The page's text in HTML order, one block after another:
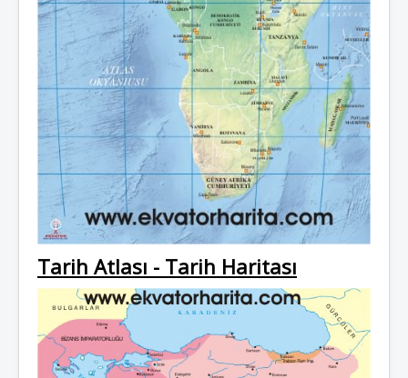
Tarih Atlası - Tarih Haritası